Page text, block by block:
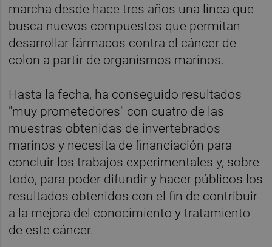
marcha desde hace tres años una línea que
busca nuevos compuestos que permitan
desarrollar fármacos contra el cáncer de
colon a partir de organismos marinos.
Hasta la fecha, ha conseguido resultados
"muy prometedores" con cuatro de las
muestras obtenidas de invertebrados
marinos y necesita de financiación para
concluir los trabajos experimentales y, sobre
todo, para poder difundir y hacer públicos los
resultados obtenidos con el fin de contribuir
a la mejora del conocimiento y tratamiento
de este cáncer.